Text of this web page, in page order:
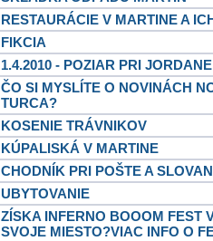
RESTAURÁCIE V MARTINE A
FIKCIA
1.4.2010 - POZIAR PRI JORDANE
ČO SI MYSLÍTE O NOVINÁCH
TURCA?
KOSENIE TRÁVNIKOV
KÚPALISKÁ V MARTINE
CHODNÍK PRI POŠTE A
UBYTOVANIE
ZÍSKA INFERNO BOOOM FEST
SVOJE MIESTO?VIAC INFO O